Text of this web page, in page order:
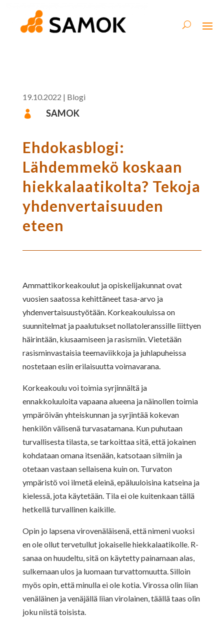
19.10.2022 | Blogi
 SAMOK
Ehdokasblogi:
Lähdemmekö koskaan
hiekkalaatikolta? Tekoja
yhdenvertaisuuden
eteen
Ammattikorkeakoulut ja opiskelijakunnat ovat
vuosien saatossa kehittäneet tasa-arvo ja
yhdenvertaisuustyötään. Korkeakouluissa on
suunnitelmat ja paalutukset nollatoleranssille liittyen
häirintään, kiusaamiseen ja rasismiin. Vietetään
rasisminvastaisia teemaviikkoja ja juhlapuheissa
nostetaan esiin erilaisuutta voimavarana.
Korkeakoulu voi toimia syrjinnältä ja
ennakkoluuloita vapaana alueena ja näinollen toimia
ympäröivän yhteiskunnan ja syrjintää kokevan
henkilön välisenä turvasatamana. Kun puhutaan
turvallisesta tilasta, se tarkoittaa sitä, että jokainen
kohdataan omana itsenään, katsotaan silmiin ja
otetaan vastaan sellaisena kuin on. Turvaton
ympäristö voi ilmetä eleinä, epäluuloisina katseina ja
kielessä, jota käytetään. Tila ei ole kuitenkaan tällä
hetkellä turvallinen kaikille.
Opin jo lapsena virovenäläisenä, että nimeni vuoksi
en ole ollut tervetullut jokaiselle hiekkalaatikolle. R-
sanaa on huudeltu, sitä on käytetty painamaan alas,
sulkemaan ulos ja luomaan turvattomuutta. Silloin
myös opin, että minulla ei ole kotia. Virossa olin liian
venäläinen ja venäjällä liian virolainen, täällä taas olin
joku niistä toisista.